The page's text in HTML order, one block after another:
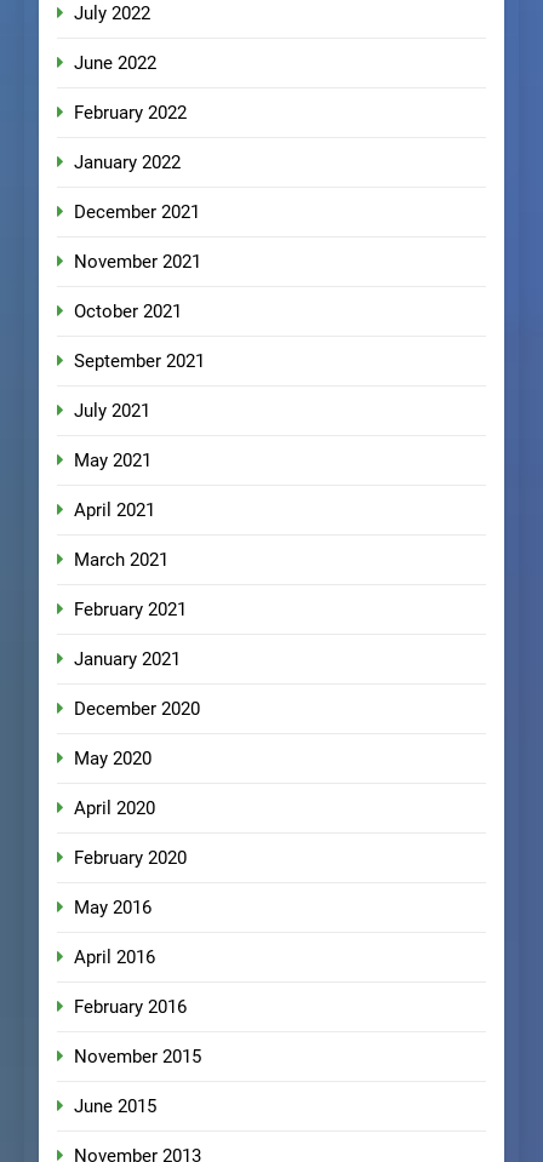
July 2022
June 2022
February 2022
January 2022
December 2021
November 2021
October 2021
September 2021
July 2021
May 2021
April 2021
March 2021
February 2021
January 2021
December 2020
May 2020
April 2020
February 2020
May 2016
April 2016
February 2016
November 2015
June 2015
November 2013